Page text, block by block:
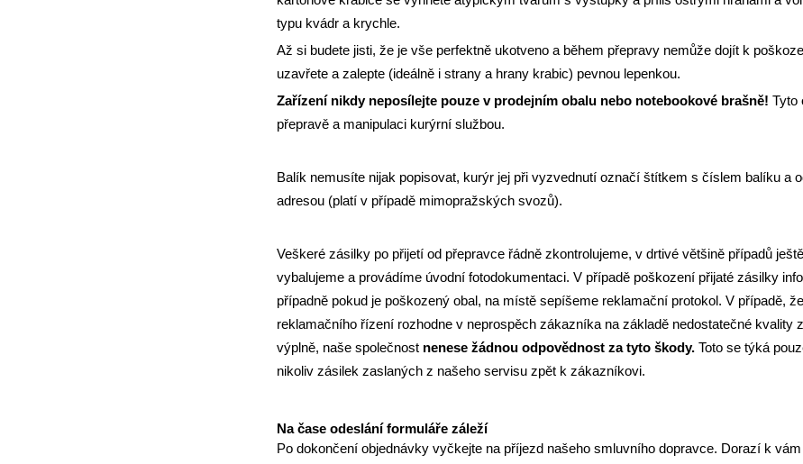
typu kvádr a krychle.
Až si budete jisti, že je vše perfektně ukotveno a během přepravy nemůže dojít k
uzavřete a zalepte (ideálně i strany a hrany krabic) pevnou lepenkou.
Zařízení nikdy neposílejte pouze v prodejním obalu nebo notebookové brašně! Tyto
přepravě a manipulaci kurýrní službou.
Balík nemusíte nijak popisovat, kurýr jej při vyzvednutí označí štítkem s číslem balíku a
adresou (platí v případě mimopražských svozů).
Veškeré zásilky po přijetí od přepravce řádně zkontrolujeme, v drtivé většině případů
vybalujeme a provádíme úvodní fotodokumentaci. V případě poškození přijaté zásilky
případně pokud je poškozený obal, na místě sepíšeme reklamační protokol. V případě,
reklamačního řízení rozhodne v neprospěch zákazníka na základě nedostatečné kvality
výplně, naše společnostnenese žádnou odpovědnost za tyto škody.Toto se týká
nikoliv zásilek zaslaných z našeho servisu zpět k zákazníkovi.
Na čase odeslání formuláře záleží
Po dokončení objednávky vyčkejte na příjezd našeho smluvního dopravce. Dorazí k